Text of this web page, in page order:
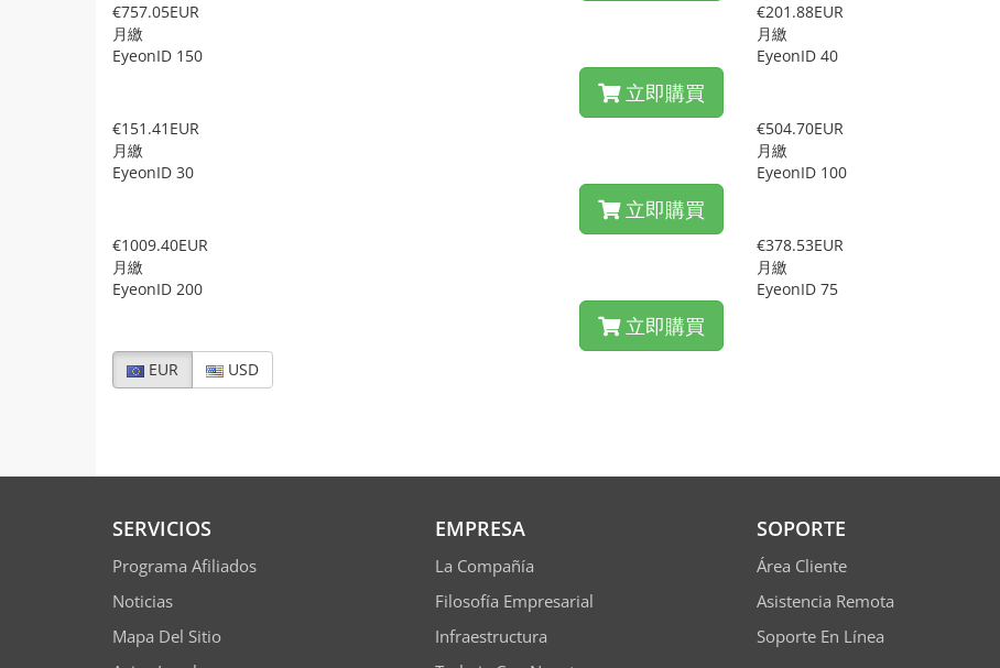
€757.05EUR
月繳
EyeonID 150
立即購買
€201.88EUR
月繳
EyeonID 40
€151.41EUR
月繳
EyeonID 30
立即購買
€504.70EUR
月繳
EyeonID 100
€1009.40EUR
月繳
EyeonID 200
立即購買
€378.53EUR
月繳
EyeonID 75
EUR USD
SERVICIOS
Programa Afiliados
Noticias
Mapa Del Sitio
EMPRESA
La Compañía
Filosofía Empresarial
Infraestructura
SOPORTE
Área Cliente
Asistencia Remota
Soporte En Línea